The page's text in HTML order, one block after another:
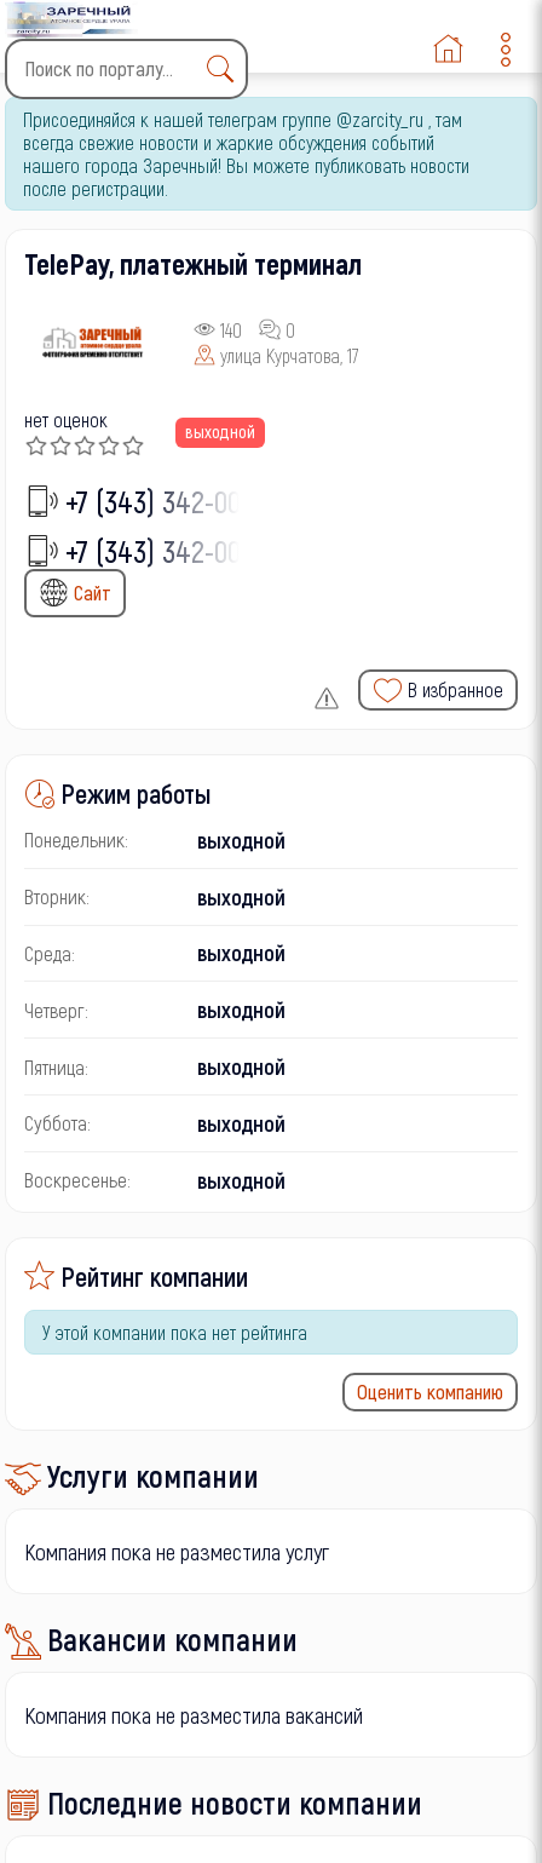
Type 2 or more characters
for results.
Присоединяйся к нашей телеграм группе @zarcity_ru , там
всегда свежие новости и жаркие обсуждения событий
нашего города Заречный! Вы можете публиковать новости
после регистрации.
TelePay, платежный терминал
140
0
улица Курчатова, 17
нет оценок выходной
+7 (343) 342-00-
+7 (343) 342-00-
Сайт
В избранное
Режим работы
Понедельник: выходной
Вторник: выходной
Среда: выходной
Четверг: выходной
Пятница: выходной
Суббота: выходной
Воскресенье: выходной
Рейтинг компании
У этой компании пока нет рейтинга
Оценить компанию
Услуги компании
Компания пока не разместила услуг
Вакансии компании
Компания пока не разместила вакансий
Последние новости компании